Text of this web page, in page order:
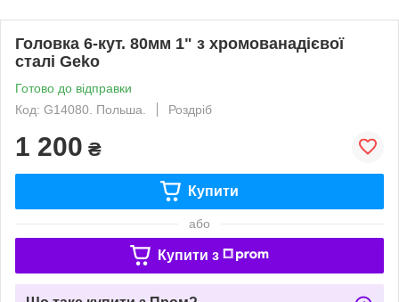
Головка 6-кут. 80мм 1" з хромованадієвої
сталі Geko
Готово до відправки
Код: G14080. Польша.
Роздріб
1 200 ₴
Купити
або
Купити з